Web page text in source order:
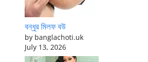
বন্ধুর মিলফ বউ
by banglachoti.uk
July 13, 2026